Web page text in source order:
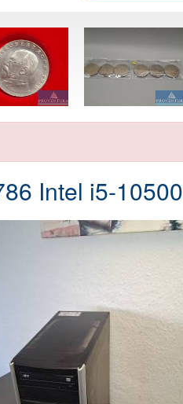
Intel i5-10500